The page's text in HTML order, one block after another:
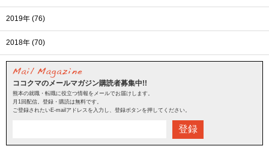
2019年 (76)
2018年 (70)
ココクマのメールマガジン購読者募集中!!
熊本の就職・転職に役立つ情報をメールでお届けします。
月1回配信。登録・購読は無料です。
ご登録されたいE-mailアドレスを入力し、登録ボタンを押してください。
登録